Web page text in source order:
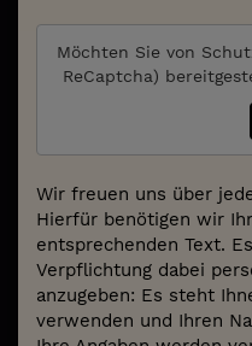
Möchten Sie von
ReCaptcha)
Wir freuen uns über
Hierfür benötigen wir
entsprechenden Text.
Verpflichtung dabei
anzugeben: Es steht
verwenden und Ihren